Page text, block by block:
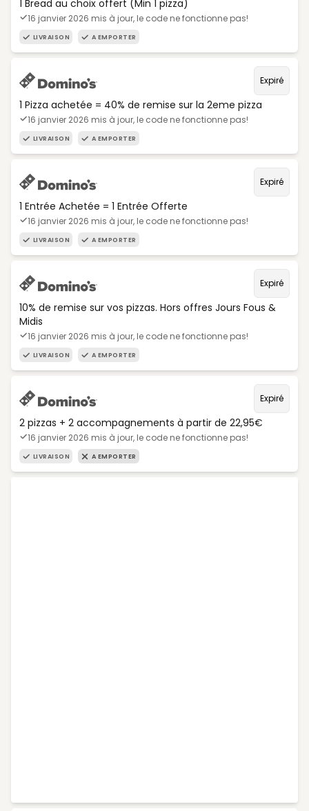
1 Bread au choix offert (Min 1 pizza)
16 janvier 2026 mis à jour, le code ne fonctionne pas!
LIVRAISON A EMPORTER
Expiré
1 Pizza achetée = 40% de remise sur la 2eme pizza
16 janvier 2026 mis à jour, le code ne fonctionne pas!
LIVRAISON A EMPORTER
Expiré
1 Entrée Achetée = 1 Entrée Offerte
16 janvier 2026 mis à jour, le code ne fonctionne pas!
LIVRAISON A EMPORTER
Expiré
10% de remise sur vos pizzas. Hors offres Jours Fous &
Midis
16 janvier 2026 mis à jour, le code ne fonctionne pas!
LIVRAISON A EMPORTER
Expiré
2 pizzas + 2 accompagnements à partir de 22,95€
16 janvier 2026 mis à jour, le code ne fonctionne pas!
LIVRAISON A EMPORTER